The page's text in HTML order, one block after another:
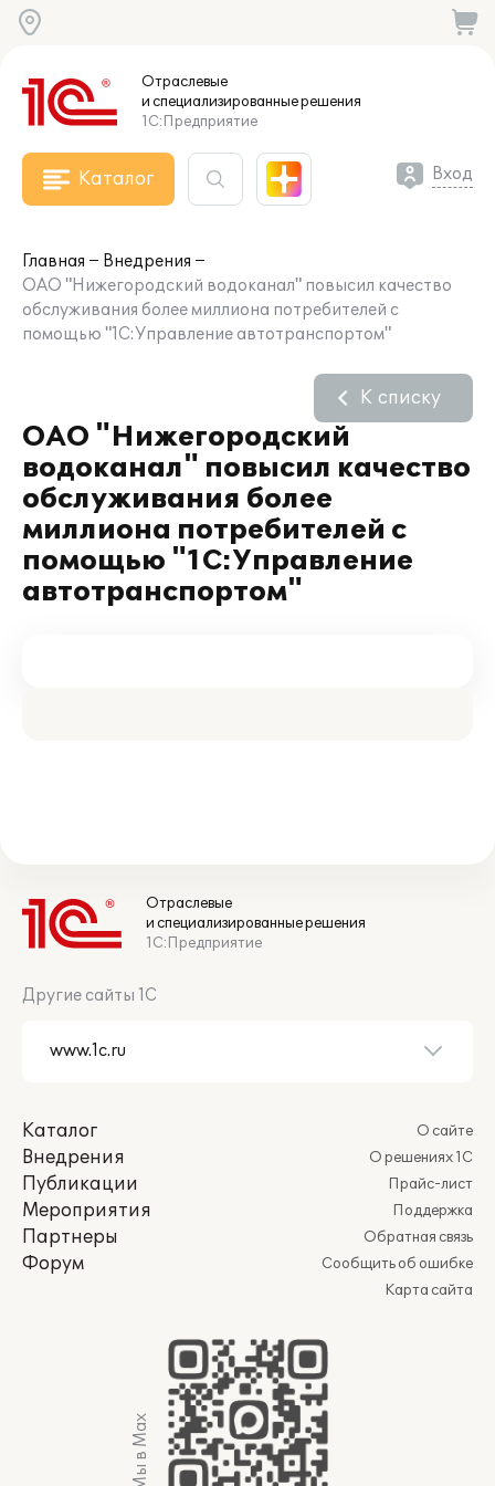
Отраслевые
и специализированныерешения
1С:Предприятие
Каталог Вход
Главная
Внедрения
ОАО "Нижегородский водоканал" повысил качество
обслуживания более миллиона потребителей с
помощью "1С:Управление автотранспортом"
ОАО "Нижегородский
водоканал" повысил качество
обслуживания более
миллиона потребителей с
помощью "1С:Управление
автотранспортом"
К списку
Отраслевые
и специализированные решения
1С:Предприятие
Другие сайты 1С
Каталог
Внедрения
Публикации
Мероприятия
Партнеры
Форум
О сайте
О решениях 1С
Прайс-лист
Поддержка
Обратная связь
Сообщить об ошибке
Карта сайта
Мы в Max